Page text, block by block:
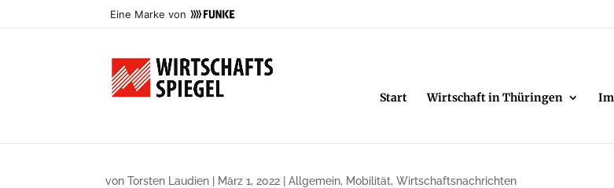
Eine Marke von
Start Wirtschaft in Thüringen
vonTorsten Laudien März 1, 2022 |Allgemein, Mobilität,Wirtschaftsnachrichten